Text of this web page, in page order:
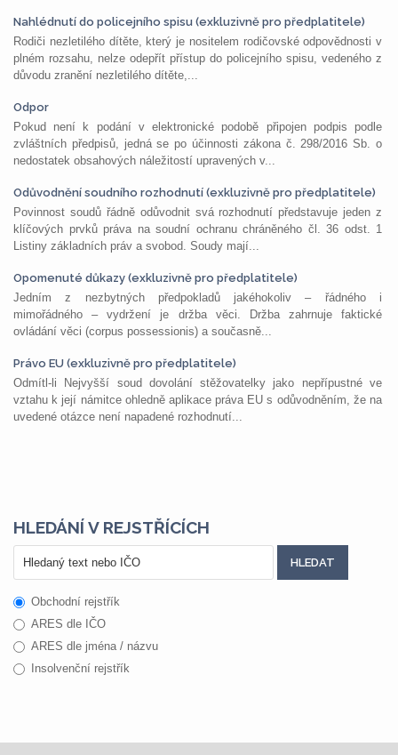
Nahlédnutí do policejního spisu (exkluzivně pro předplatitele)
Rodiči nezletilého dítěte, který je nositelem rodičovské odpovědnosti v
plném rozsahu, nelze odepřít přístup do policejního spisu, vedeného z
důvodu zranění nezletilého dítěte,...
Odpor
Pokud není k podání v elektronické podobě připojen podpis podle
zvláštních předpisů, jedná se po účinnosti zákona č. 298/2016 Sb. o
nedostatek obsahových náležitostí upravených v...
Odůvodnění soudního rozhodnutí (exkluzivně pro předplatitele)
Povinnost soudů řádně odůvodnit svá rozhodnutí představuje jeden z
klíčových prvků práva na soudní ochranu chráněného čl. 36 odst. 1
Listiny základních práv a svobod. Soudy mají...
Opomenuté důkazy (exkluzivně pro předplatitele)
Jedním z nezbytných předpokladů jakéhokoliv – řádného i
mimořádného – vydržení je držba věci. Držba zahrnuje faktické
ovládání věci (corpus possessionis) a současně...
Právo EU (exkluzivně pro předplatitele)
Odmítl-li Nejvyšší soud dovolání stěžovatelky jako nepřípustné ve
vztahu k její námitce ohledně aplikace práva EU s odůvodněním, že na
uvedené otázce není napadené rozhodnutí...
HLEDÁNÍ V REJSTŘÍCÍCH
Obchodní rejstřík
ARES dle IČO
ARES dle jména / názvu
Insolvenční rejstřík